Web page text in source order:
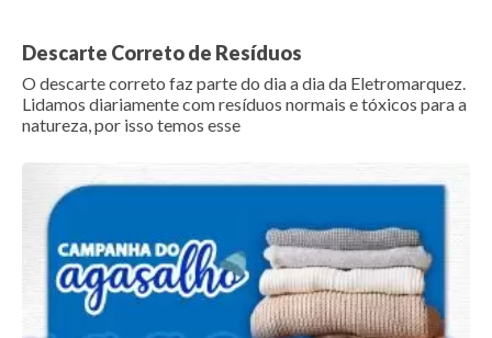
Descarte Correto de Resíduos
O descarte correto faz parte do dia a dia da Eletromarquez.
Lidamos diariamente com resíduos normais e tóxicos para a
natureza, por isso temos esse